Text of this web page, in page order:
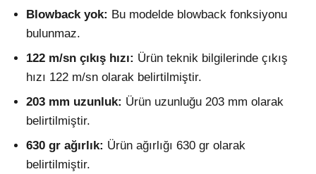
Blowback yok: Bu modelde blowback fonksiyonu
bulunmaz.
122 m/sn çıkış hızı: Ürün teknik bilgilerinde çıkış
hızı 122 m/sn olarak belirtilmiştir.
203 mm uzunluk: Ürün uzunluğu 203 mm olarak
belirtilmiştir.
630 gr ağırlık: Ürün ağırlığı 630 gr olarak
belirtilmiştir.